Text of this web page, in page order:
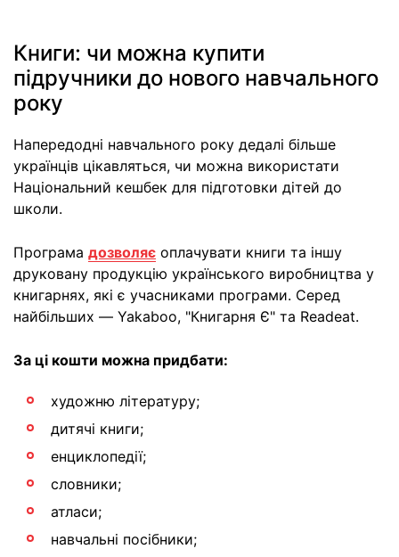
Книги: чи можна купити
підручники до нового навчального
року
Напередодні навчального року дедалі більше
українців цікавляться, чи можна використати
Національний кешбек для підготовки дітей до
школи.
Програма дозволяє оплачувати книги та іншу
друковану продукцію українського виробництва у
книгарнях, які є учасниками програми. Серед
найбільших — Yakaboo, "Книгарня Є" та Readeat.
За ці кошти можна придбати:
художню літературу;
дитячі книги;
енциклопедії;
словники;
атласи;
навчальні посібники;